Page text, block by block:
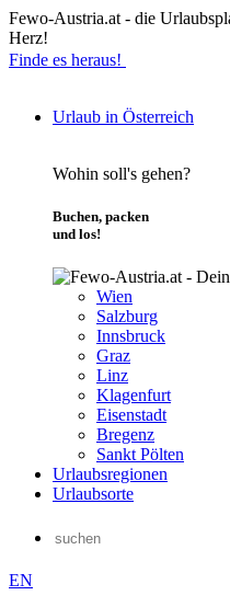
Fewo-Austria.at - die
Herz!
Finde es heraus!
Urlaub in Österreich
Wohin soll's gehen?
Buchen, packen
und los!
Wien
Salzburg
Innsbruck
Graz
Linz
Klagenfurt
Eisenstadt
Bregenz
Sankt Pölten
Urlaubsregionen
Urlaubsorte
EN